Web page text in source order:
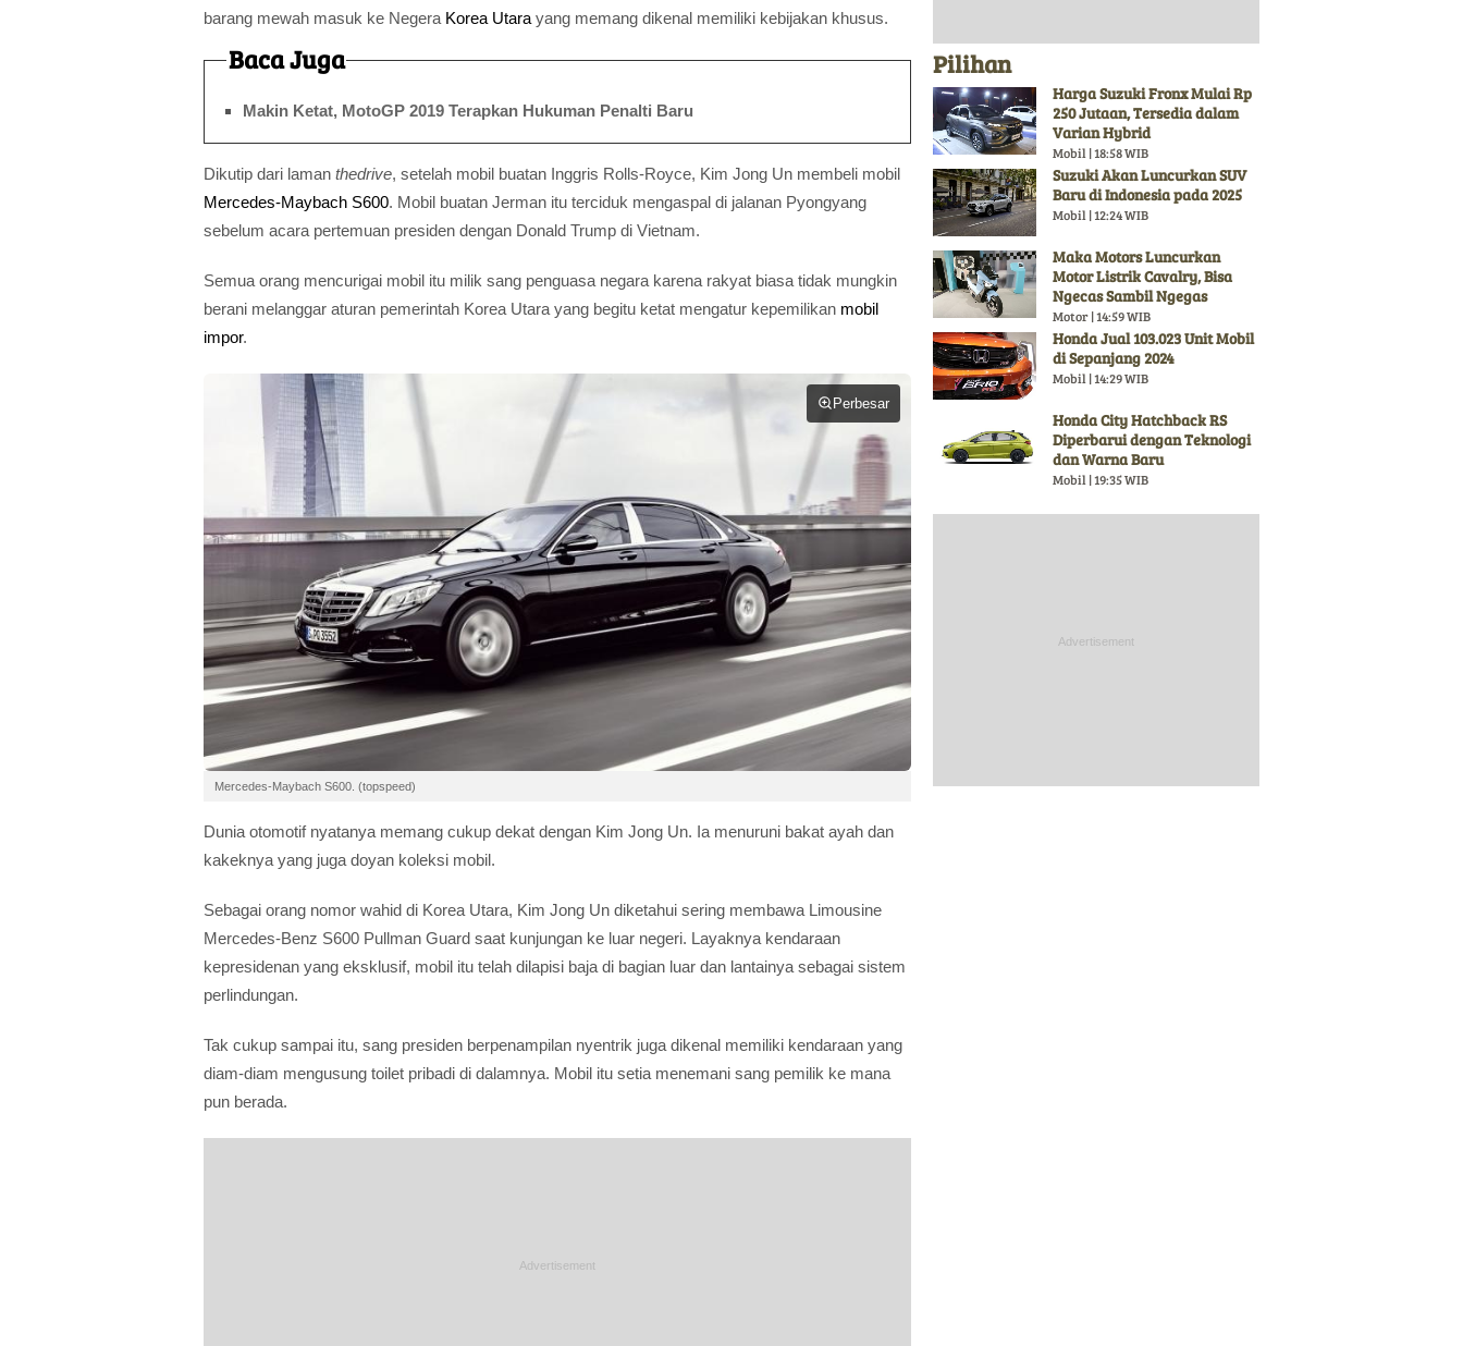
barang mewah masuk ke Negera Korea Utara yang memang dikenal memiliki kebijakan khusus.
Baca Juga
Makin Ketat, MotoGP 2019 Terapkan Hukuman Penalti Baru
Dikutip dari laman thedrive, setelah mobil buatan Inggris Rolls-Royce, Kim Jong Un membeli mobil
Mercedes-Maybach S600. Mobil buatan Jerman itu terciduk mengaspal di jalanan Pyongyang
sebelum acara pertemuan presiden dengan Donald Trump di Vietnam.
Semua orang mencurigai mobil itu milik sang penguasa negara karena rakyat biasa tidak mungkin
berani melanggar aturan pemerintah Korea Utara yang begitu ketat mengatur kepemilikan mobil
impor.
Perbesar
Mercedes-Maybach S600. (topspeed)
Dunia otomotif nyatanya memang cukup dekat dengan Kim Jong Un. Ia menuruni bakat ayah dan
kakeknya yang juga doyan koleksi mobil.
Sebagai orang nomor wahid di Korea Utara, Kim Jong Un diketahui sering membawa Limousine
Mercedes-Benz S600 Pullman Guard saat kunjungan ke luar negeri. Layaknya kendaraan
kepresidenan yang eksklusif, mobil itu telah dilapisi baja di bagian luar dan lantainya sebagai sistem
perlindungan.
Tak cukup sampai itu, sang presiden berpenampilan nyentrik juga dikenal memiliki kendaraan yang
diam-diam mengusung toilet pribadi di dalamnya. Mobil itu setia menemani sang pemilik ke mana
pun berada.
Pilihan
Harga Suzuki Fronx Mulai Rp
250 Jutaan, Tersedia dalam
Varian Hybrid
Mobil | 18:58 WIB
Suzuki Akan Luncurkan SUV
Baru di Indonesia pada 2025
Mobil | 12:24 WIB
Maka Motors Luncurkan
Motor Listrik Cavalry, Bisa
Ngecas Sambil Ngegas
Motor | 14:59 WIB
Honda Jual 103.023 Unit Mobil
di Sepanjang 2024
Mobil | 14:29 WIB
Honda City Hatchback RS
Diperbarui dengan Teknologi
dan Warna Baru
Mobil | 19:35 WIB